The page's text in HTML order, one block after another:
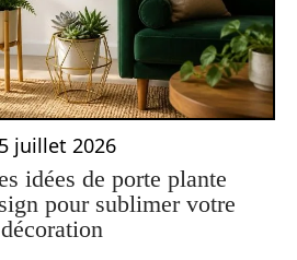
juillet 2026
idées de porte plante
pour sublimer votre
décoration